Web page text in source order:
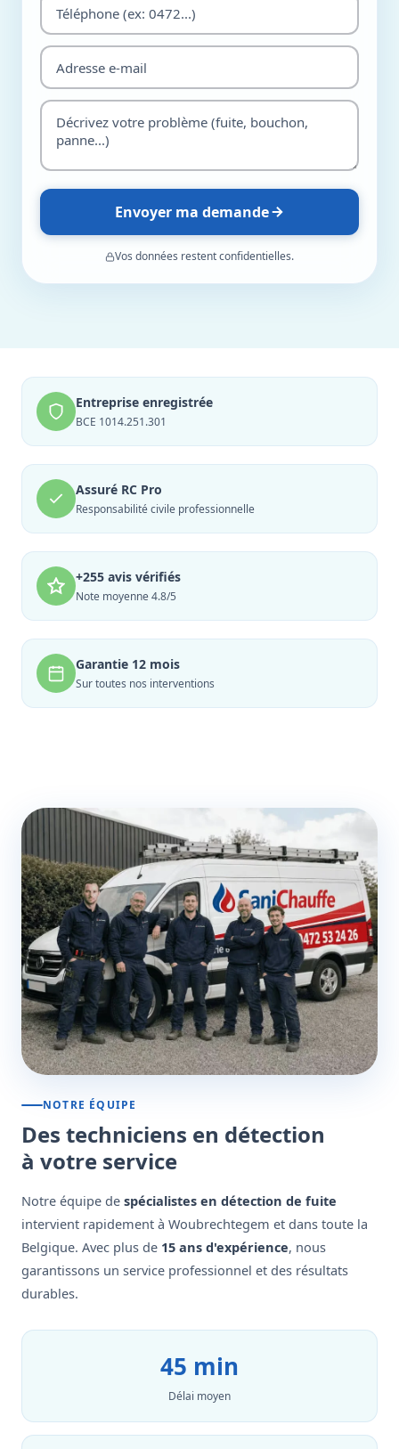
Envoyer ma demande
Vos données restent confidentielles.
Entreprise enregistrée
BCE 1014.251.301
Assuré RC Pro
Responsabilité civile professionnelle
+255 avis vérifiés
Note moyenne 4.8/5
Garantie 12 mois
Sur toutes nos interventions
NOTRE ÉQUIPE
Des techniciens en détection
à votre service
Notre équipe de spécialistes en détection de fuite
intervient rapidement à Woubrechtegem et dans toute la
Belgique. Avec plus de 15 ans d'expérience, nous
garantissons un service professionnel et des résultats
durables.
45 min
Délai moyen